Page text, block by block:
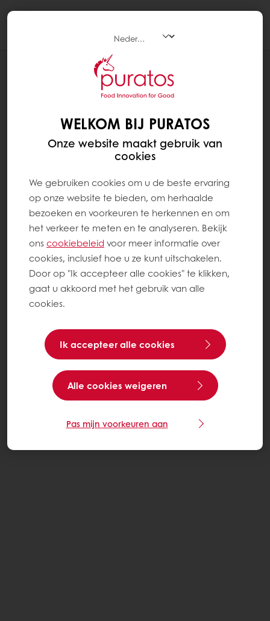
RECEPTEN
BUCHE BABELUTTE
WELKOM BIJ PURATOS
Onze website maakt gebruik van
cookies
We gebruiken cookies om u de beste ervaring
op onze website te bieden, om herhaalde
bezoeken en voorkeuren te herkennen en om
het verkeer te meten en te analyseren. Bekijk
ons ​​cookiebeleid voor meer informatie over
cookies, inclusief hoe u ze kunt uitschakelen.
Door op "Ik accepteer alle cookies" te klikken,
gaat u akkoord met het gebruik van alle
cookies.
Ik accepteer alle cookies
Alle cookies weigeren
Pas mijn voorkeuren aan